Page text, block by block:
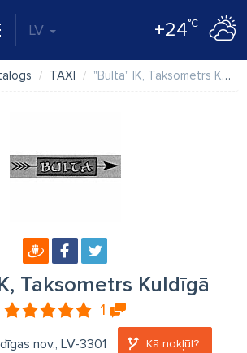
LV +24°C
TAXI "Bulta" IK, Taksometrs Kuldīgā
Taksometrs Kuldīgā
1
nov., LV-3301 Kā nokļūt?